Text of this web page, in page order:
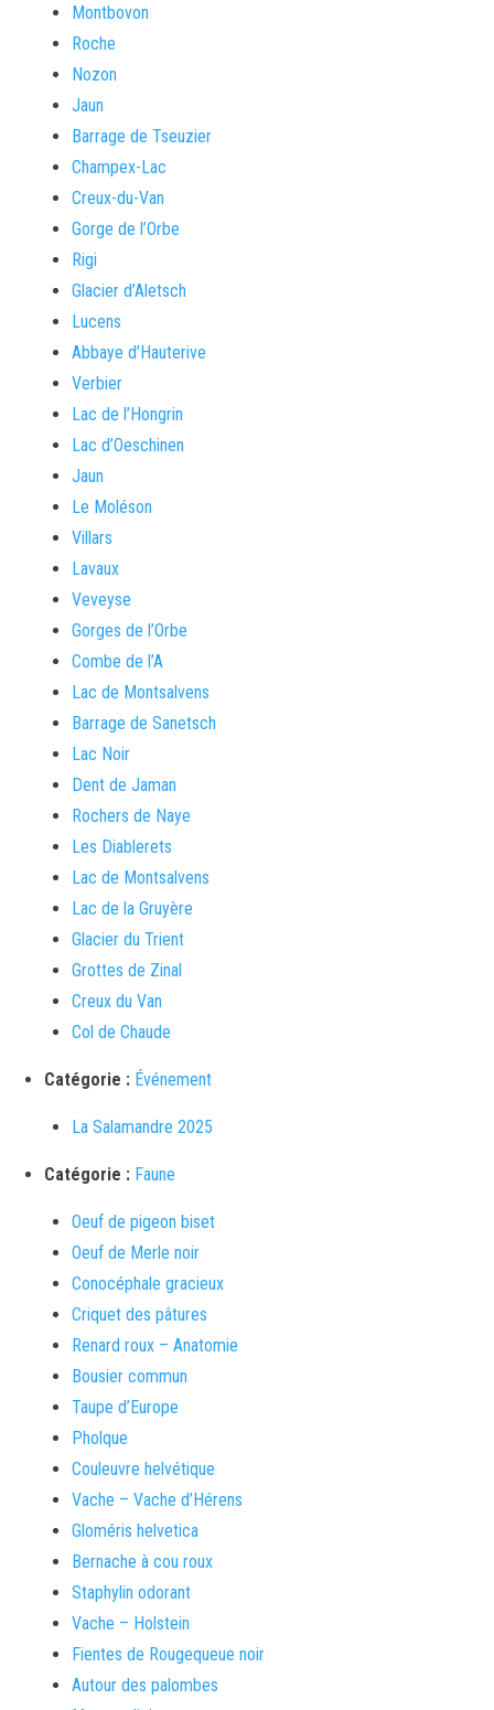
Montbovon
Roche
Nozon
Jaun
Barrage de Tseuzier
Champex-Lac
Creux-du-Van
Gorge de l’Orbe
Rigi
Glacier d’Aletsch
Lucens
Abbaye d’Hauterive
Verbier
Lac de l’Hongrin
Lac d’Oeschinen
Jaun
Le Moléson
Villars
Lavaux
Veveyse
Gorges de l’Orbe
Combe de l’A
Lac de Montsalvens
Barrage de Sanetsch
Lac Noir
Dent de Jaman
Rochers de Naye
Les Diablerets
Lac de Montsalvens
Lac de la Gruyère
Glacier du Trient
Grottes de Zinal
Creux du Van
Col de Chaude
Catégorie : Événement
La Salamandre 2025
Catégorie : Faune
Oeuf de pigeon biset
Oeuf de Merle noir
Conocéphale gracieux
Criquet des pâtures
Renard roux – Anatomie
Bousier commun
Taupe d’Europe
Pholque
Couleuvre helvétique
Vache – Vache d’Hérens
Gloméris helvetica
Bernache à cou roux
Staphylin odorant
Vache – Holstein
Fientes de Rougequeue noir
Autour des palombes